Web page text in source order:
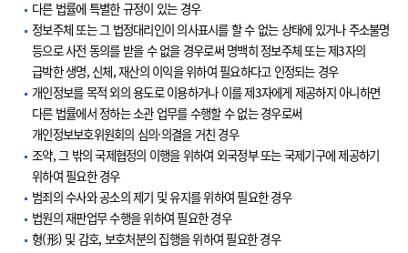
다른 법률에 특별한 규정이 있는 경우
정보주체 또는 그 법정대리인이 의사표시를 할 수 없는 상태에 있거나 주소불명
등으로 사전 동의를 받을 수 없을 경우로써 명백히 정보주체 또는 제3자의
급박한 생명, 신체, 재산의 이익을 위하여 필요하다고 인정되는 경우
개인정보를 목적 외의 용도로 이용하거나 이를 제3자에게 제공하지 아니하면
다른 법률에서 정하는 소관 업무를 수행할 수 없는 경우로써
개인정보보호위원회의 심의·의결을 거친 경우
조약, 그 밖의 국제협정의 이행을 위하여 외국정부 또는 국제기구에 제공하기
위하여 필요한 경우
범죄의 수사와 공소의 제기 및 유지를 위하여 필요한 경우
법원의 재판업무 수행을 위하여 필요한 경우
형(形) 및 감호, 보호처분의 집행을 위하여 필요한 경우